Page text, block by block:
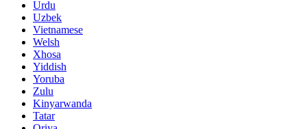
Urdu
Uzbek
Vietnamese
Welsh
Xhosa
Yiddish
Yoruba
Zulu
Kinyarwanda
Tatar